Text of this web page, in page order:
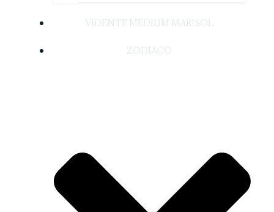
VIDENTE MÉDIUM MARISOL
ZODIACO